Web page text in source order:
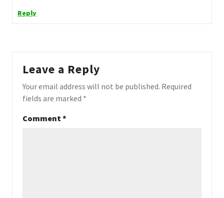
Reply
Leave a Reply
Your email address will not be published. Required
fields are marked *
Comment*